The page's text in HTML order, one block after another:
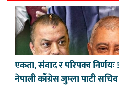
एकता, संवाद र परिपक्व
नेपाली काँग्रेस जुम्ला पाटी